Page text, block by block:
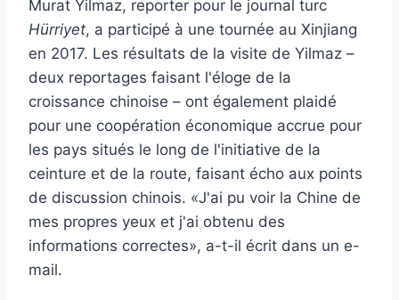
Murat Yilmaz, reporter pour le journal turc
Hürriyet, a participé à une tournée au Xinjiang
en 2017. Les résultats de la visite de Yilmaz –
deux reportages faisant l'éloge de la
croissance chinoise – ont également plaidé
pour une coopération économique accrue pour
les pays situés le long de l'initiative de la
ceinture et de la route, faisant écho aux points
de discussion chinois. «J'ai pu voir la Chine de
mes propres yeux et j'ai obtenu des
informations correctes», a-t-il écrit dans un e-
mail.